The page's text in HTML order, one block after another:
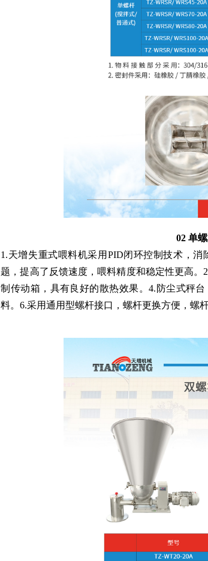
02 单
1.天增失重式喂料机采用PID闭环控制技术，
题，提高了反馈速度，喂料精度和稳定性更高
制传动箱，具有良好的散热效果。4.防尘式秤
料。6.采用通用型螺杆接口，螺杆更换方便，螺